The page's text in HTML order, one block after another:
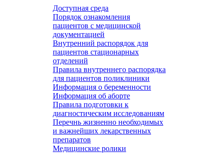
Доступная среда
Порядок ознакомления
пациентов с медицинской
документацией
Внутренний распорядок для
пациентов стационарных
отделений
Правила внутреннего распорядка
для пациентов поликлиники
Информация о беременности
Информация об аборте
Правила подготовки к
диагностическим исследованиям
Перечнь жизненно необходимых
и важнейших лекарственных
препаратов
Медицинские ролики